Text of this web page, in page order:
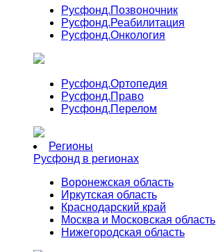
Русфонд.Позвоночник
Русфонд.Реабилитация
Русфонд.Онкология
Русфонд.Ортопедия
Русфонд.Право
Русфонд.Перелом
Регионы
Русфонд в регионах
Воронежская область
Иркутская область
Краснодарский край
Москва и Московская область
Нижегородская область